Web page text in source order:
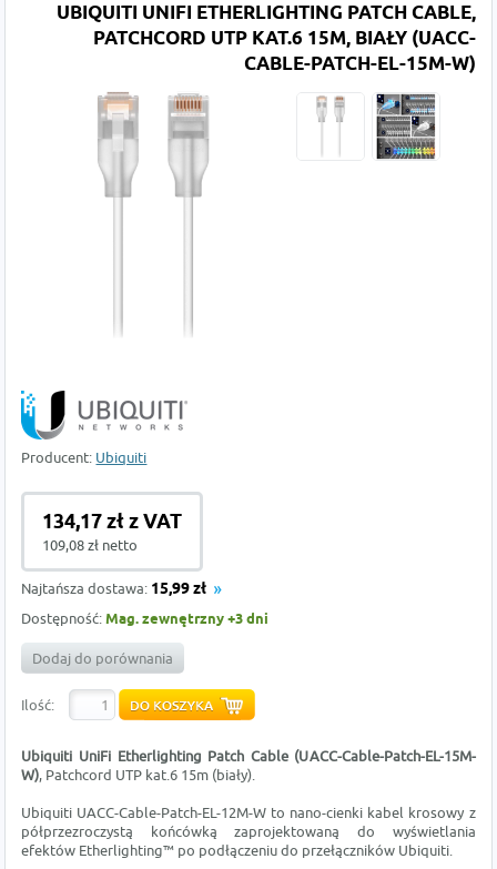
UBIQUITI UNIFI ETHERLIGHTING PATCH CABLE,
PATCHCORD UTP KAT.6 15M, BIAŁY (UACC-
CABLE-PATCH-EL-15M-W)
Producent: Ubiquiti
134,17 zł z VAT
109,08 zł netto
Najtańsza dostawa: 15,99 zł
Dostępność:Mag. zewnętrzny +3 dni
Dodaj do porównania
Ilość:
Ubiquiti UniFi Etherlighting Patch Cable (UACC-Cable-Patch-EL-15M-
W), Patchcord UTP kat.6 15m (biały).
Ubiquiti UACC-Cable-Patch-EL-12M-W to nano-cienki kabel krosowy z
półprzezroczystą końcówką zaprojektowaną do wyświetlania
efektów Etherlighting™ po podłączeniu do przełączników Ubiquiti.